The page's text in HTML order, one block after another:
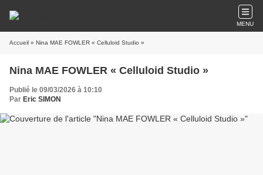
MENU
Accueil » Nina MAE FOWLER « Celluloid Studio »
Nina MAE FOWLER « Celluloid Studio »
Publié le 09/03/2026 à 10:10
Par Eric SIMON